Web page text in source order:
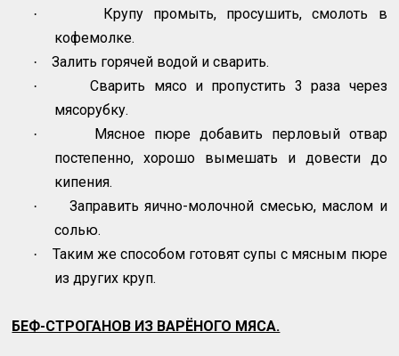
·
Крупу промыть, просушить, смолоть в
кофемолке.
· Залить горячей водой и сварить.
·
Сварить мясо и пропустить 3 раза через
мясорубку.
·
Мясное пюре добавить перловый отвар
постепенно, хорошо вымешать и довести до
кипения.
·
Заправить яично-молочной смесью, маслом и
солью.
·
Таким же способом готовят супы с мясным пюре
из других круп.
БЕФ-СТРОГАНОВ ИЗ ВАРЁНОГО МЯСА.